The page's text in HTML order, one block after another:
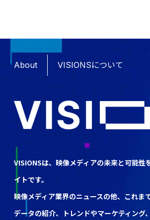
About VISIONSについて
VISIONSは、映像メディアの未来と可能性
イトです。
映像メディア業界のニュースの他、これま
データの紹介、トレンドやマーケティング